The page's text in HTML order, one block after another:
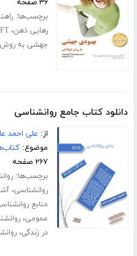
۳۶ صفحه
برچسب‌ها:
رهایی ذهن،
جهشی به
دانلود کتاب جامع روانشناسی
از: علی احمد
موضوع:
۲۶۷ صفحه
برچسب‌ها:
روانشناسی،
منابع
عمومی،
در زندگی،